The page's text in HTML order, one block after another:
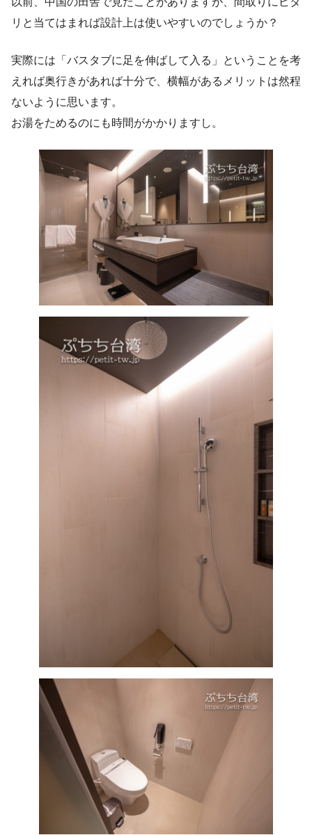
リと当てはまれば設計上は使いやすいのでしょうか？
実際には「バスタブに足を伸ばして入る」ということを考
えれば奥行きがあれば十分で、横幅があるメリットは然程
ないように思います。
お湯をためるのにも時間がかかりますし。